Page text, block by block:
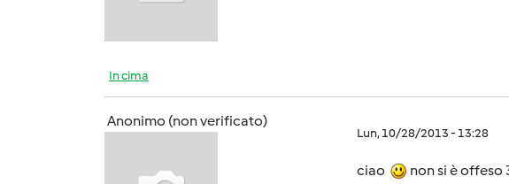
In cima
Anonimo (non verificato)
Lun, 10/28/2013 - 13:28
ciao non si è offeso